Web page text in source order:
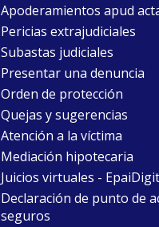
Apoderamientos apud
Pericias extrajudiciales
Subastas judiciales
Presentar una denuncia
Orden de protección
Quejas y sugerencias
Atención a la víctima
Mediación hipotecaria
Juicios virtuales -
Declaración de punto de
seguros